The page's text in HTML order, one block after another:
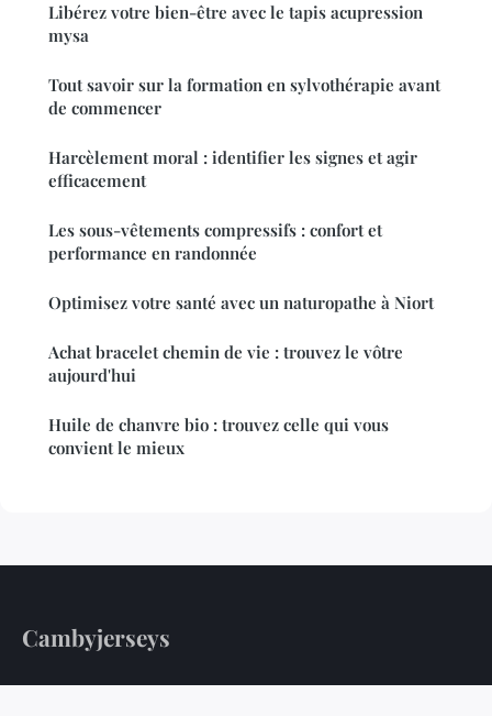
Libérez votre bien-être avec le tapis acupression
mysa
Tout savoir sur la formation en sylvothérapie avant
de commencer
Harcèlement moral : identifier les signes et agir
efficacement
Les sous-vêtements compressifs : confort et
performance en randonnée
Optimisez votre santé avec un naturopathe à Niort
Achat bracelet chemin de vie : trouvez le vôtre
aujourd'hui
Huile de chanvre bio : trouvez celle qui vous
convient le mieux
Cambyjerseys